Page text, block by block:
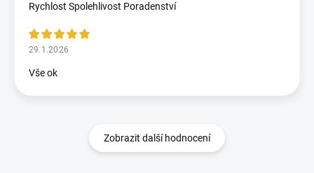
Rychlost Spolehlivost Poradenství
29.1.2026
Vše ok
Zobrazit další hodnocení